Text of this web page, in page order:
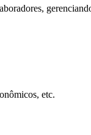
etc.